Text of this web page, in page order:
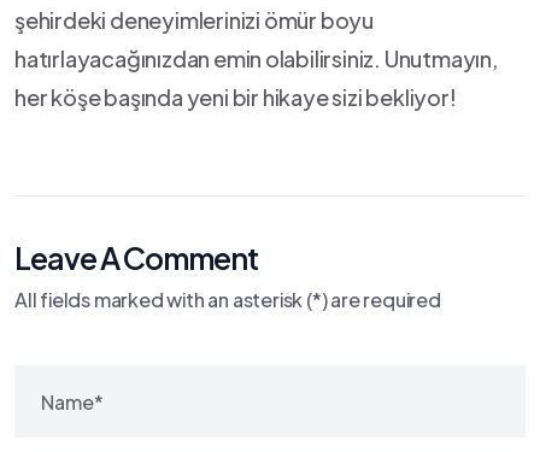
şehirdeki deneyimlerinizi ömür boyu
hatırlayacağınızdan emin⁤ olabilirsiniz. Unutmayın,
her köşe ‍başında yeni bir hikaye sizi bekliyor!
Leave A Comment
All fields marked with an asterisk (*) are required